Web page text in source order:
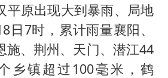
平原出现大到暴雨、局地
日7时，累计雨量襄阳、
施、荆州、天门、潜江44
乡镇超过100毫米，鹤